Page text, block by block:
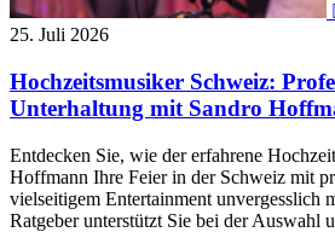
25. Juli 2026
Hochzeitsmusiker Schweiz:
Unterhaltung mit Sandro
Entdecken Sie, wie der erfahrene
Hoffmann Ihre Feier in der Schweiz mit
vielseitigem Entertainment unvergesslich
Ratgeber unterstützt Sie bei der Auswahl